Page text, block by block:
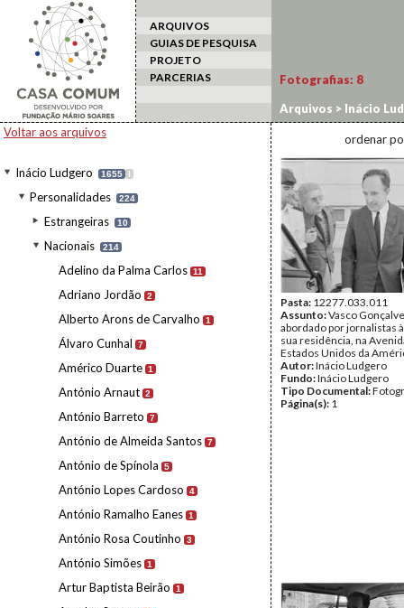
ARQUIVOS
GUIAS DE PESQUISA
PROJETO
PARCERIAS
Voltar aos arquivos
Inácio Ludgero 1655 I
Personalidades 224
Estrangeiras 10
Nacionais 214
Adelino da Palma Carlos 11
Adriano Jordão 2
Alberto Arons de Carvalho 1
Álvaro Cunhal 7
Américo Duarte 1
António Arnaut 2
António Barreto 7
António de Almeida Santos 7
António de Spínola 5
António Lopes Cardoso 4
António Ramalho Eanes 1
António Rosa Coutinho 3
António Simões 1
Artur Baptista Beirão 1
Fotografias: 8
Arquivos > Inácio
ordenar
Pasta: 12277.033.011
Assunto:Vasco
abordado por jornalistas
sua residência, na
Estados Unidos da
Autor:Inácio Ludgero
Fundo:Inácio Ludgero
Tipo Documental:
Página(s): 1